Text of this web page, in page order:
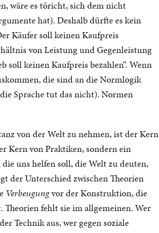
wäre es töricht, sich dem nicht
hat). Deshalb dürfte es kein
Käufer soll keinen Kaufpreis
von Leistung und Gegenleistung
soll keinen Kaufpreis bezahlen“. Wenn
die sind an die Normlogik
Sprache tut das nicht). Normen
von der Welt zu nehmen, ist der Kern
Kern von Praktiken, sondern ein
uns helfen soll, die Welt zu deuten,
der Unterschied zwischen Theorien
Verbeugungvor der Konstruktion, die
fehlt sie im allgemeinen. Wer
Technik aus, wer gegen soziale